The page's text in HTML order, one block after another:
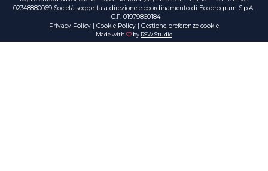
02348880069 Società soggetta a direzione e coordinamento di Ecoprogram S.p.A.
- C.F. 01979860184
Privacy Policy| Cookie Policy| Gestione preferenze cookie
Made with by RSW Studio